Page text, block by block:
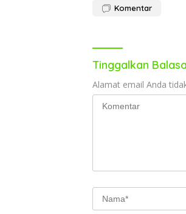
Komentar
Tinggalkan
Alamat email Anda